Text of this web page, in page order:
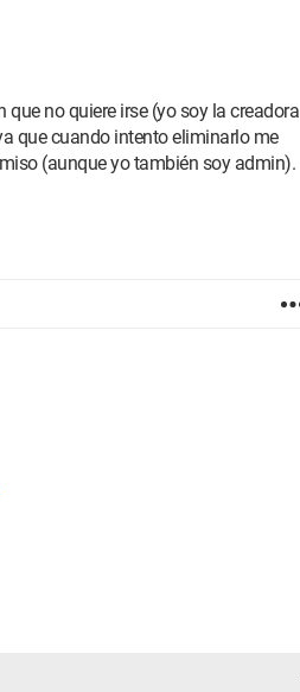
no quiere irse (yo soy la creadora
que cuando intento eliminarlo me
(aunque yo también soy admin).